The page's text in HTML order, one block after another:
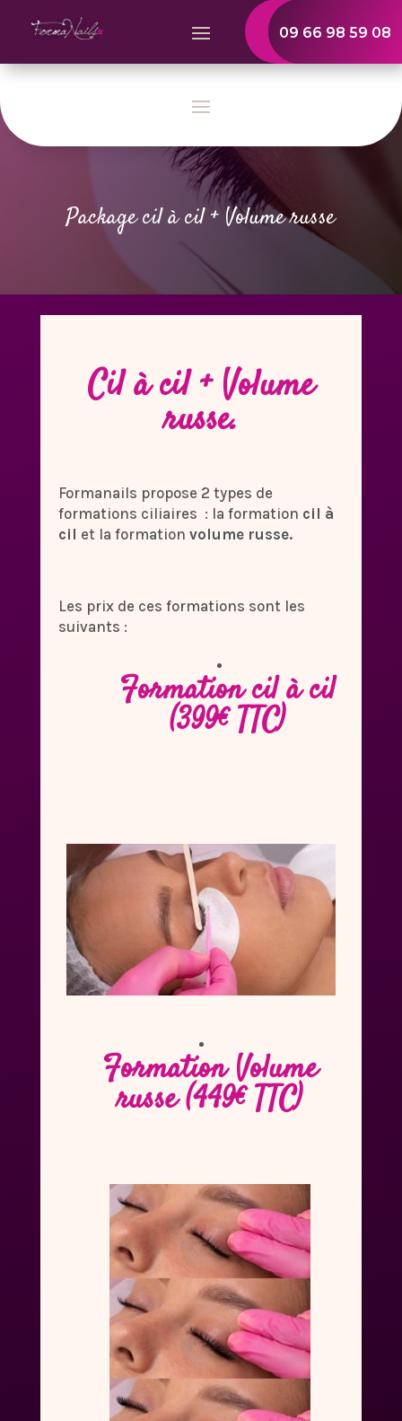
09 66 98 59 08
Package cil à cil + Volume russe
Cil à cil + Volume
russe.
Formanails propose 2 types de
formations ciliaires : la formation cil à
cil et la formation volume russe.
Les prix de ces formations sont les
suivants :
Formation cil à cil
(399€ TTC)
Formation Volume
russe (449€ TTC)